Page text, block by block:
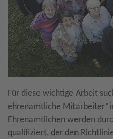
Für diese wichtige Arbeit
ehrenamtliche
Ehrenamtlichen werden
qualifiziert, der den